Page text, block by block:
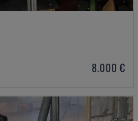
8.000 €